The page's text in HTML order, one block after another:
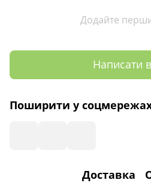
Додайте
Написати
Поширити у
Доставка